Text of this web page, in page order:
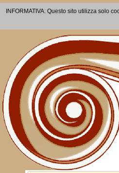
INFORMATIVA: Questo sito utilizza solo